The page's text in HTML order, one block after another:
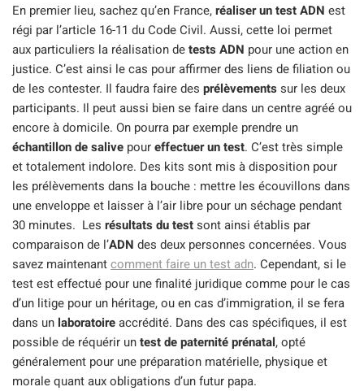
En premier lieu, sachez qu’en France,réaliser un test ADN est
régi par l’article 16-11 du Code Civil. Aussi, cette loi permet
aux particuliers la réalisation detests ADN pour une action en
justice. C’est ainsi le cas pour affirmer des liens de filiation ou
de les contester. Il faudra faire des prélèvementssur les deux
participants. Il peut aussi bien se faire dans un centre agréé ou
encore à domicile. On pourra par exemple prendre un
échantillon de salive poureffectuer un test. C’est très simple
et totalement indolore. Des kits sont mis à disposition pour
les prélèvements dans la bouche : mettre les écouvillons dans
une enveloppe et laisser à l’air libre pour un séchage pendant
30 minutes. Les résultats du testsont ainsi établis par
comparaison de l’ADN des deux personnes concernées. Vous
savez maintenantcomment faire un test adn. Cependant, si le
test est effectué pour une finalité juridique comme pour le cas
d’un litige pour un héritage, ou en cas d’immigration, il se fera
dans un laboratoireaccrédité. Dans des cas spécifiques, il est
possible de réquérir untest de paternité prénatal, opté
généralement pour une préparation matérielle, physique et
morale quant aux obligations d’un futur papa.